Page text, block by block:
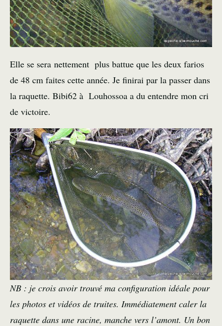
Elle se sera nettement plus battue que les deux farios
de 48 cm faites cette année. Je finirai par la passer dans
la raquette. Bibi62 à Louhossoa a du entendre mon cri
de victoire.
NB : je crois avoir trouvé ma configuration idéale pour
les photos et vidéos de truites. Immédiatement caler la
raquette dans une racine, manche vers l’amont. Un bon